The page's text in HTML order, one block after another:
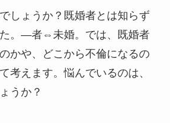
しょうか？既婚者とは知らず
。―者⇔未婚。では、既婚者
かや、どこから不倫になるの
考えます。悩んでいるのは、
うか？